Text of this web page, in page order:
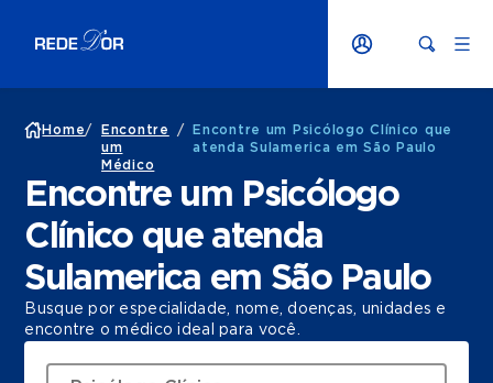
Home/
Encontre
um
Médico
/
Encontre um Psicólogo Clínico que
atenda Sulamerica em São Paulo
Encontre um Psicólogo
Clínico que atenda
Sulamerica em São Paulo
Busque por especialidade, nome, doenças, unidades e
encontre o médico ideal para você.